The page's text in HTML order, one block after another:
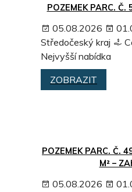
POZEMEK PARC.
05.08.2026
Středočeský kraj
Nejvyšší nabídka
ZOBRAZIT
POZEMEK PARC. Č.
M² –
05.08.2026